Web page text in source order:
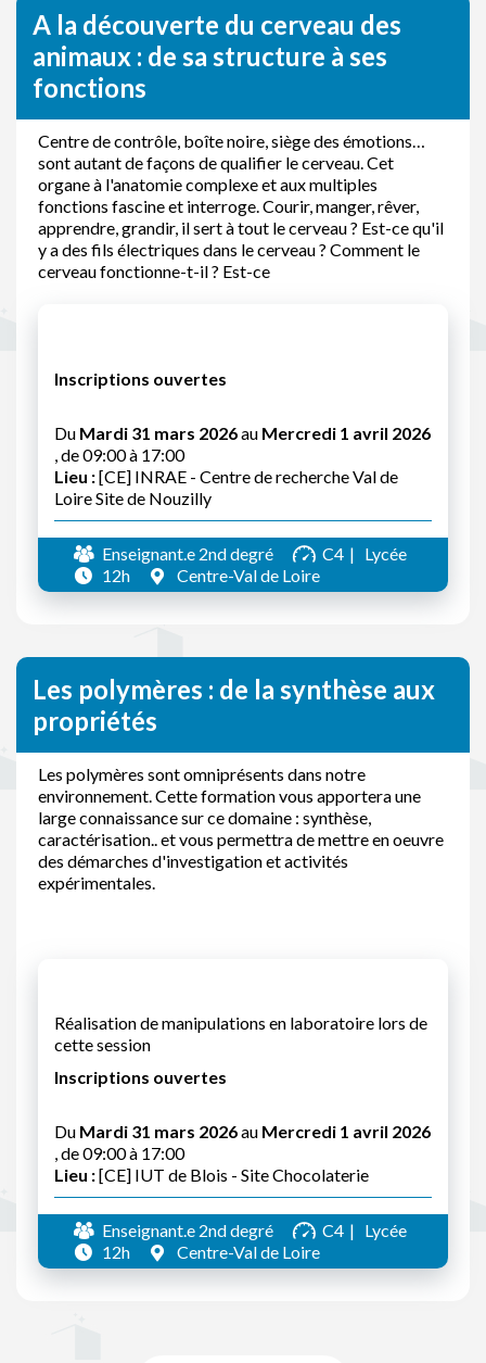
A la découverte du cerveau des
animaux : de sa structure à ses
fonctions
Centre de contrôle, boîte noire, siège des émotions…
sont autant de façons de qualifier le cerveau. Cet
organe à l'anatomie complexe et aux multiples
fonctions fascine et interroge. Courir, manger, rêver,
apprendre, grandir, il sert à tout le cerveau ? Est-ce qu'il
y a des fils électriques dans le cerveau ? Comment le
cerveau fonctionne-t-il ? Est-ce
Inscriptions ouvertes
Du Mardi 31 mars 2026au Mercredi 1 avril 2026
, de 09:00 à 17:00
Lieu :[CE] INRAE - Centre de recherche Val de
Loire Site de Nouzilly
Enseignant.e 2nd degré C4
Lycée
12h
Centre-Val de Loire
Les polymères : de la synthèse aux
propriétés
Les polymères sont omniprésents dans notre
environnement. Cette formation vous apportera une
large connaissance sur ce domaine : synthèse,
caractérisation.. et vous permettra de mettre en oeuvre
des démarches d'investigation et activités
expérimentales.
Réalisation de manipulations en laboratoire lors de
cette session
Inscriptions ouvertes
Du Mardi 31 mars 2026au Mercredi 1 avril 2026
, de 09:00 à 17:00
Lieu :[CE] IUT de Blois - Site Chocolaterie
Enseignant.e 2nd degré C4
Lycée
12h
Centre-Val de Loire